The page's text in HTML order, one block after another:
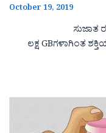
October 19, 2019
ಸುಜಾತ
ಲಕ್ಷ GBಗಳಾಗಿಂತ